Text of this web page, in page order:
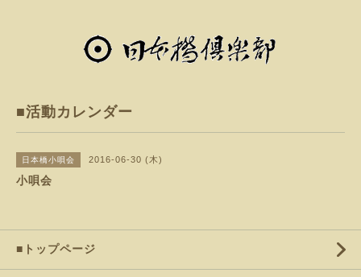
■活動カレンダー
日本橋小唄会 2016-06-30 (木)
小唄会
■トップページ